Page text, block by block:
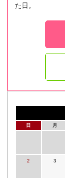
た日。
日 月
2 3